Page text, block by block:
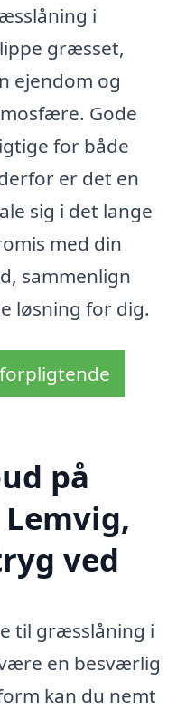
i
græsset,
ejendom og
Gode
for både
er det en
sig i det lange
med din
sammenlign
løsning for dig.
på
ved
til græsslåning i
en besværlig
kan du nemt